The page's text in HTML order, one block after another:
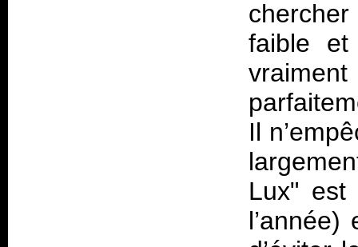
faible et
Il
Lux" est